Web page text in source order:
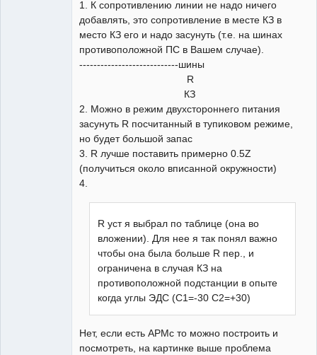
1. К сопротивлению линии не надо ничего
добавлять, это сопротивление в месте КЗ в
место КЗ его и надо засунуть (т.е. на шинах
противоположной ПС в Вашем случае).
----------------------------шины
R
КЗ
2. Можно в режим двухстороннего питания
засунуть R посчитанный в тупиковом режиме,
но будет большой запас
3. R лучше поставить примерно 0.5Z
(получиться около вписанной окружности)
4.
R уст я выбрал по таблице (она во
вложении). Для нее я так понял важно
чтобы она была больше R пер., и
ограничена в случая КЗ на
противоположной подстанции в опыте
когда углы ЭДС (С1=-30 С2=+30)
Нет, если есть АРМс то можно построить и
посмотреть, на картинке выше проблема